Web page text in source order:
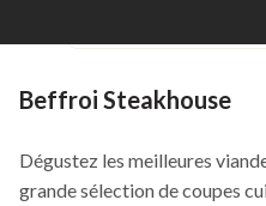
Beffroi Steakhouse
Dégustez les meilleures
grande sélection de coupes